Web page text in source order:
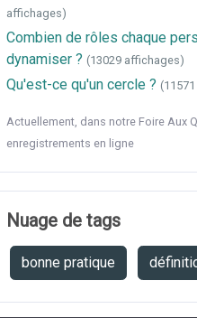
affichages)
Combien de rôles chaque
dynamiser ? (13029 affichages)
Qu'est-ce qu'un cercle ?
Actuellement, dans notre Foire Aux
enregistrements en ligne
Nuage de tags
bonne pratique